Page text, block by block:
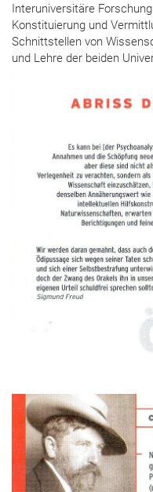
Interuniversitäre
Konstituierung und
Schnittstellen von
und Lehre der beiden